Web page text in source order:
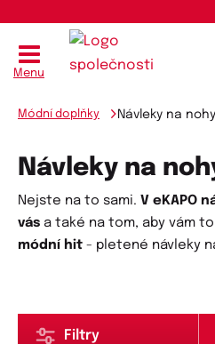
Menu
Módní doplňky Návleky na
Návleky na
Nejste na to sami. V eKAPO
vás a také na tom, aby vám
módní hit - pletené návleky
Filtry